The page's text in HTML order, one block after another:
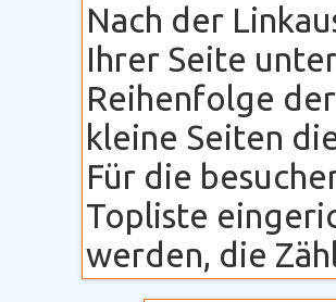
Nach der
Ihrer Seite
Reihenfolge
kleine Seiten
Für die
Topliste
werden, die